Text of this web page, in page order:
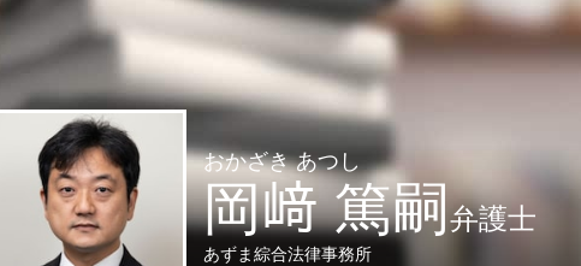
おかざき あつし
岡﨑 篤嗣弁護士
あずま綜合法律事務所